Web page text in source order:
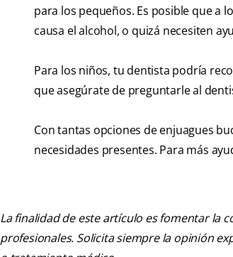
para los pequeños. Es posible que a
causa el alcohol, o quizá necesiten
Para los niños, tu dentista podría
que asegúrate de preguntarle al
Con tantas opciones de enjuagues
necesidades presentes. Para más
La finalidad de este artículo es fomentar la
profesionales. Solicita siempre la opinión